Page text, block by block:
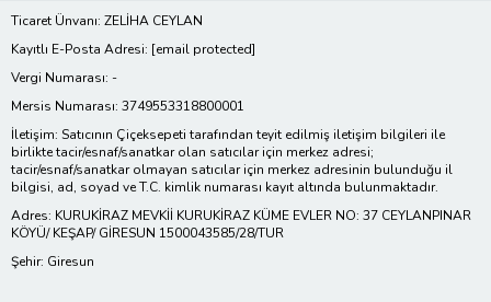
Ticaret Ünvanı: ZELİHA CEYLAN
Kayıtlı E-Posta Adresi: [email protected]
Vergi Numarası: -
Mersis Numarası: 3749553318800001
İletişim: Satıcının Çiçeksepeti tarafından teyit edilmiş iletişim bilgileri ile
birlikte tacir/esnaf/sanatkar olan satıcılar için merkez adresi;
tacir/esnaf/sanatkar olmayan satıcılar için merkez adresinin bulunduğu il
bilgisi, ad, soyad ve T.C. kimlik numarası kayıt altında bulunmaktadır.
Adres: KURUKİRAZ MEVKİİ KURUKİRAZ KÜME EVLER NO: 37 CEYLANPINAR
KÖYÜ/ KEŞAP/ GİRESUN 1500043585/28/TUR
Şehir: Giresun